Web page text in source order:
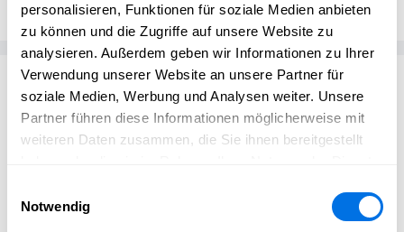
personalisieren, Funktionen für soziale Medien anbieten
zu können und die Zugriffe auf unsere Website zu
analysieren. Außerdem geben wir Informationen zu Ihrer
Verwendung unserer Website an unsere Partner für
soziale Medien, Werbung und Analysen weiter. Unsere
Partner führen diese Informationen möglicherweise mit
weiteren Daten zusammen, die Sie ihnen bereitgestellt
Notwendig
Passend zum Thema